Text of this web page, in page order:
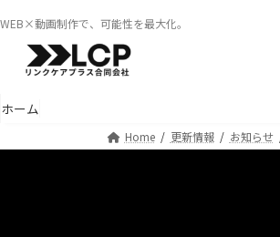
ン
へ
ビ
ョ
WEB×動画制作で、可能性を最大化。
ホーム
Home 更新情報 お知らせ